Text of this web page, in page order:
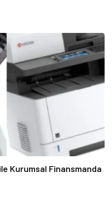
Kurumsal Finansmanda